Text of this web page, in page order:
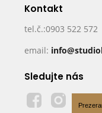
Kontakt
tel.č.:0903 522 572
email:
Sledujte nás